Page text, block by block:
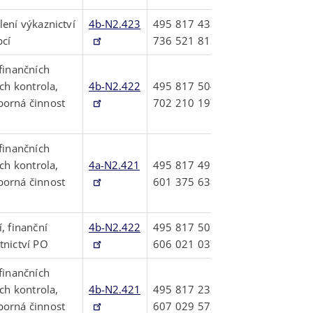
výkaznictví
4b-N2.423
495817435
736521813
kontrola,
činnost
4b-N2.422
495817504
702210197
kontrola,
činnost
4a-N2.421
495817491
601375638
finanční
PO
4b-N2.422
495817507
606021037
kontrola,
činnost
4b-N2.421
495817232
607029573